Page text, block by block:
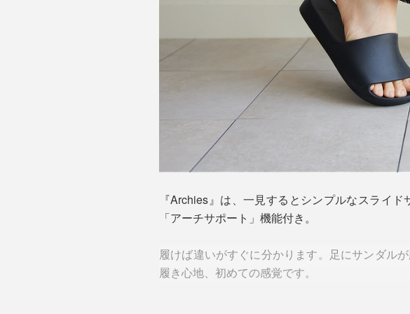
『Archies』は、一見するとシンプルなスライ
「アーチサポート」機能付き。
履けば違いがすぐに分かります。足にサンダル
履き心地、初めての感覚です。